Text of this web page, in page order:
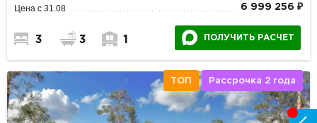
Цена с 31.08 6 999 256 ₽
3 3 1 ПОЛУЧИТЬ РАСЧЕТ
ТОП Рассрочка 2 года